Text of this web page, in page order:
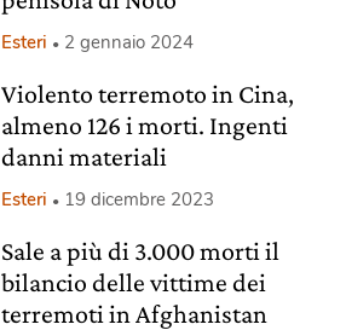
Esteri 2 gennaio 2024
Violento terremoto in Cina,
almeno 126 i morti. Ingenti
danni materiali
Esteri 19 dicembre 2023
Sale a più di 3.000 morti il
bilancio delle vittime dei
terremoti in Afghanistan